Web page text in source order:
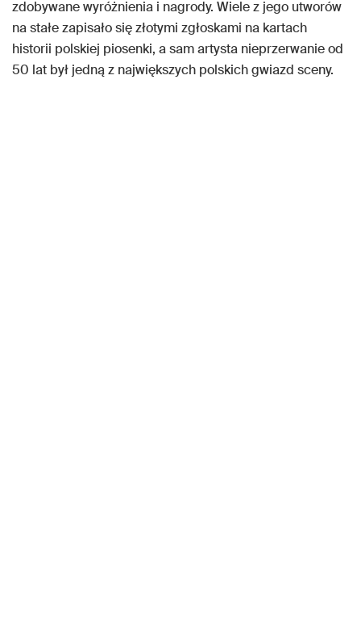
zdobywane wyróżnienia i nagrody. Wiele z jego utworów
na stałe zapisało się złotymi zgłoskami na kartach
historii polskiej piosenki, a sam artysta nieprzerwanie od
50 lat był jedną z największych polskich gwiazd sceny.